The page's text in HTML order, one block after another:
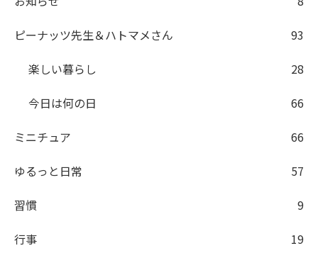
ピーナッツ先生＆ハトマメさん
93
楽しい暮らし
28
今日は何の日
66
ミニチュア
66
ゆるっと日常
57
習慣
9
行事
19